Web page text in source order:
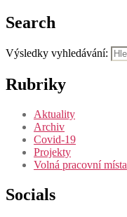
Search
Výsledky vyhledávání:
Rubriky
Aktuality
Archiv
Covid-19
Projekty
Volná pracovní místa
Socials